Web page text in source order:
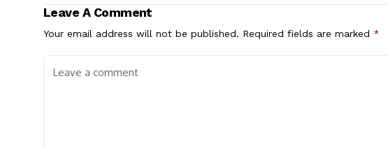
Leave A Comment
Your email address will not be published. Required fields are marked *